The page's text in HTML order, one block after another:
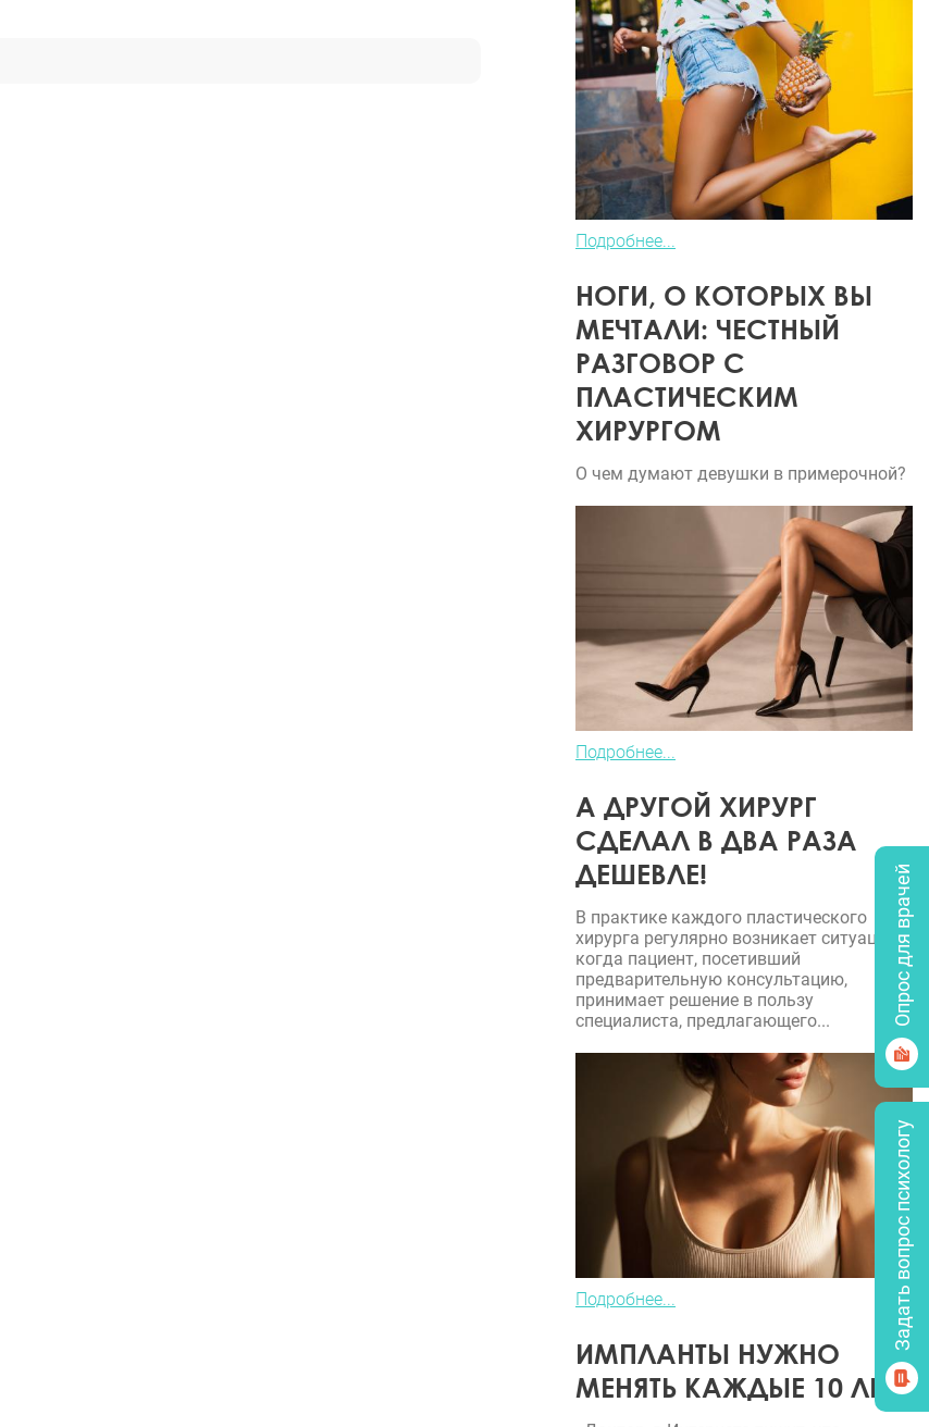
Подробнее...
НОГИ, О КОТОРЫХ ВЫ
МЕЧТАЛИ: ЧЕСТНЫЙ
РАЗГОВОР С
ПЛАСТИЧЕСКИМ
ХИРУРГОМ
О чем думают девушки в примерочной?
Подробнее...
А ДРУГОЙ ХИРУРГ
СДЕЛАЛ В ДВА РАЗА
ДЕШЕВЛЕ!
В практике каждого пластического
хирурга регулярно возникает ситуация,
когда пациент, посетивший
предварительную консультацию,
принимает решение в пользу
специалиста, предлагающего...
Подробнее...
ИМПЛАНТЫ НУЖНО
МЕНЯТЬ КАЖДЫЕ 10 ЛЕТ?
Опрос для врачей
Задать вопрос психологу